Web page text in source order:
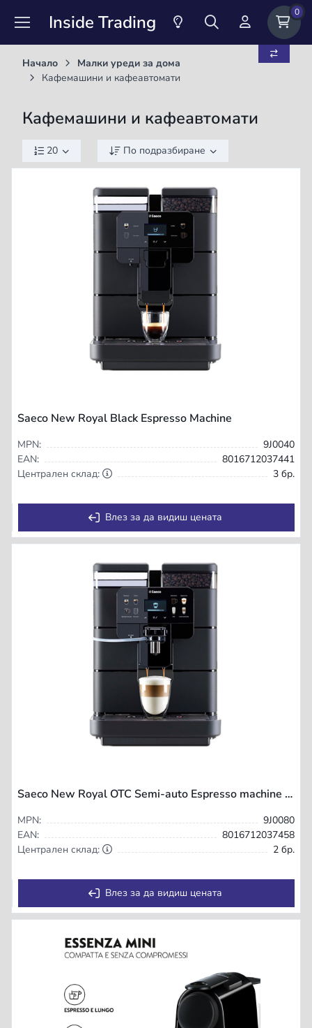
Inside Trading 0
Начало
Малки уреди за дома
Кафемашини и кафеавтомати
Кафемашини и кафеавтомати
20 По подразбиране
Saeco New Royal Black Espresso Machine
MPN:
9J0040
EAN:
8016712037441
Централен склад:
3 бр.
Влез за да видиш цената
Saeco New Royal OTC Semi-auto Espresso machine 2.5 L
MPN:
9J0080
EAN:
8016712037458
Централен склад:
2 бр.
Влез за да видиш цената